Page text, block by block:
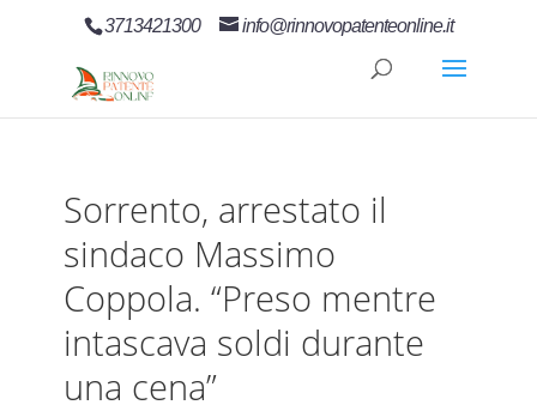
3713421300 info@rinnovopatenteonline.it
Sorrento, arrestato il
sindaco Massimo
Coppola. “Preso mentre
intascava soldi durante
una cena”